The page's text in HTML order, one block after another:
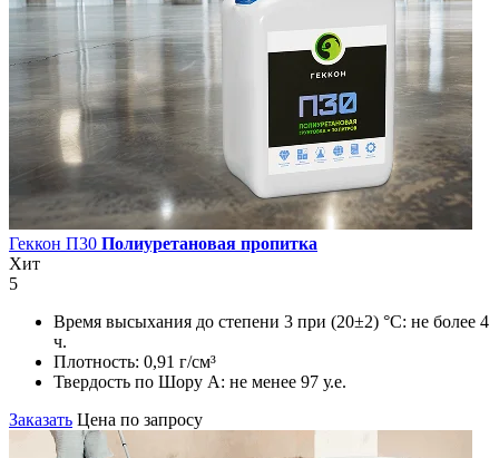
Геккон П30 Полиуретановая пропитка
Хит
5
Время высыхания до степени 3 при (20±2) °С: не более 4
ч.
Плотность: 0,91 г/см³
Твердость по Шору А: не менее 97 у.е.
Заказать Цена по запросу